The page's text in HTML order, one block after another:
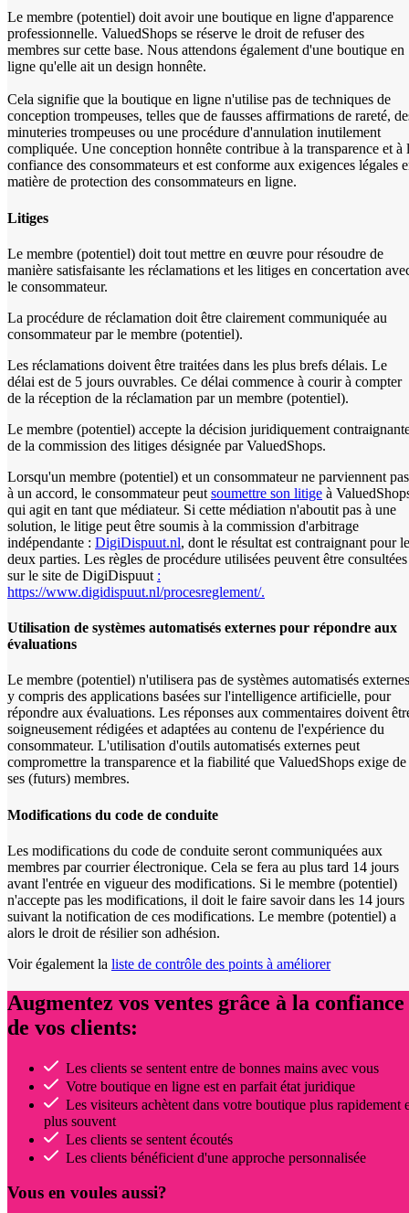
Le membre (potentiel) doit avoir une boutique en ligne d'apparence
professionnelle. ValuedShops se réserve le droit de refuser des
membres sur cette base. Nous attendons également d'une boutique en
ligne qu'elle ait un design honnête.
Cela signifie que la boutique en ligne n'utilise pas de techniques de
conception trompeuses, telles que de fausses affirmations de rareté,
minuteries trompeuses ou une procédure d'annulation inutilement
compliquée. Une conception honnête contribue à la transparence et à
confiance des consommateurs et est conforme aux exigences légales
matière de protection des consommateurs en ligne.
Litiges
Le membre (potentiel) doit tout mettre en œuvre pour résoudre de
manière satisfaisante les réclamations et les litiges en concertation
le consommateur.
La procédure de réclamation doit être clairement communiquée au
consommateur par le membre (potentiel).
Les réclamations doivent être traitées dans les plus brefs délais. Le
délai est de 5 jours ouvrables. Ce délai commence à courir à compter
de la réception de la réclamation par un membre (potentiel).
Le membre (potentiel) accepte la décision juridiquement
de la commission des litiges désignée par ValuedShops.
Lorsqu'un membre (potentiel) et un consommateur ne parviennent pas
à un accord, le consommateur peut soumettre son litige à
qui agit en tant que médiateur. Si cette médiation n'aboutit pas à une
solution, le litige peut être soumis à la commission d'arbitrage
indépendante : DigiDispuut.nl, dont le résultat est contraignant pour
deux parties. Les règles de procédure utilisées peuvent être consultées
sur le site de DigiDispuut :
https://www.digidispuut.nl/procesreglement/.
Utilisation de systèmes automatisés externes pour répondre aux
évaluations
Le membre (potentiel) n'utilisera pas de systèmes automatisés
y compris des applications basées sur l'intelligence artificielle, pour
répondre aux évaluations. Les réponses aux commentaires doivent
soigneusement rédigées et adaptées au contenu de l'expérience du
consommateur. L'utilisation d'outils automatisés externes peut
compromettre la transparence et la fiabilité que ValuedShops exige de
ses (futurs) membres.
Modifications du code de conduite
Les modifications du code de conduite seront communiquées aux
membres par courrier électronique. Cela se fera au plus tard 14 jours
avant l'entrée en vigueur des modifications. Si le membre (potentiel)
n'accepte pas les modifications, il doit le faire savoir dans les 14 jours
suivant la notification de ces modifications. Le membre (potentiel) a
alors le droit de résilier son adhésion.
Voir également la liste de contrôle des points à améliorer
Augmentez vos ventes grâce à la confiance
de vos clients:
Les clients se sentent entre de bonnes mains avec vous
Votre boutique en ligne est en parfait état juridique
Les visiteurs achètent dans votre boutique plus rapidement
plus souvent
Les clients se sentent écoutés
Les clients bénéficient d'une approche personnalisée
Vous en voules aussi?